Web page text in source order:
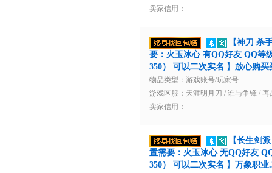
卖家信用：
【神刀 杀
要：火玉冰心 有QQ好友 QQ等
350） 可以二次实名 】放心购
物品类型：游戏账号/玩家号
游戏区服： 天涯明月刀 / 谁与争锋 / 再
卖家信用：
【长生剑
置需要：火玉冰心 无QQ好友
350） 可以二次实名 】万象职